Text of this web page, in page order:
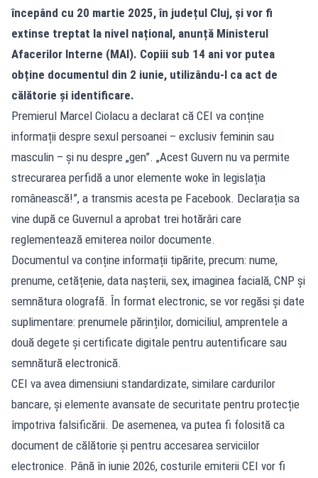
începând cu 20 martie 2025, în județul Cluj, și vor fi
extinse treptat la nivel național, anunță Ministerul
Afacerilor Interne (MAI). Copiii sub 14 ani vor putea
obține documentul din 2 iunie, utilizându-l ca act de
călătorie și identificare.
Premierul Marcel Ciolacu a declarat că CEI va conține
informații despre sexul persoanei – exclusiv feminin sau
masculin – și nu despre „gen”. „Acest Guvern nu va permite
strecurarea perfidă a unor elemente woke în legislația
românească!”, a transmis acesta pe Facebook. Declarația sa
vine după ce Guvernul a aprobat trei hotărâri care
reglementează emiterea noilor documente.
Documentul va conține informații tipărite, precum: nume,
prenume, cetățenie, data nașterii, sex, imaginea facială, CNP și
semnătura olografă. În format electronic, se vor regăsi și date
suplimentare: prenumele părinților, domiciliul, amprentele a
două degete și certificate digitale pentru autentificare sau
semnătură electronică.
CEI va avea dimensiuni standardizate, similare cardurilor
bancare, și elemente avansate de securitate pentru protecție
împotriva falsificării. De asemenea, va putea fi folosită ca
document de călătorie și pentru accesarea serviciilor
electronice. Până în iunie 2026, costurile emiterii CEI vor fi